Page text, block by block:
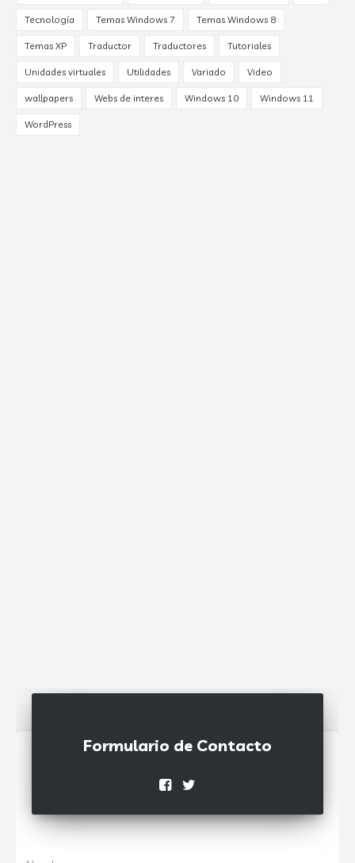
Tecnología Temas Windows 7 Temas Windows 8
Temas XP Traductor Traductores Tutoriales
Unidades virtuales Utilidades Variado Video
wallpapers Webs de interes Windows 10 Windows 11
WordPress
Formulario de Contacto